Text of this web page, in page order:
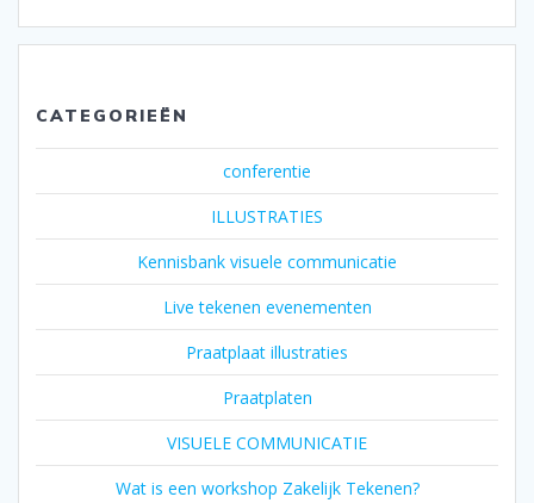
CATEGORIEËN
conferentie
ILLUSTRATIES
Kennisbank visuele communicatie
Live tekenen evenementen
Praatplaat illustraties
Praatplaten
VISUELE COMMUNICATIE
Wat is een workshop Zakelijk Tekenen?